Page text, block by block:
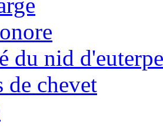
du nid d'euterpe
de chevet